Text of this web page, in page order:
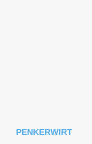
PENKERWIRT